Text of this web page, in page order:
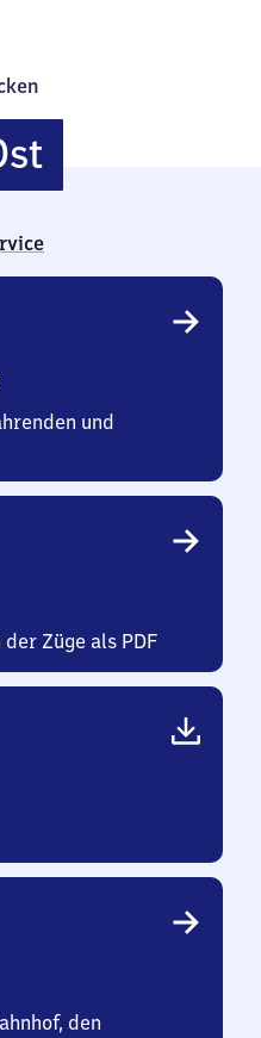
Ost
und
Züge als PDF
den